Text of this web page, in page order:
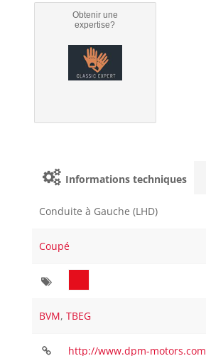
Obtenir une
expertise?
Informations techniques
Conduite à Gauche (LHD)
Coupé
BVM,TBEG
http://www.dpm-motors.com